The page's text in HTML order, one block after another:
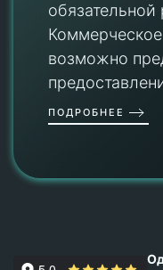
обязательной
возможно
ПОДРОБНЕЕ